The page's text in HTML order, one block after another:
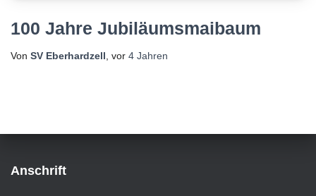
100 Jahre Jubiläumsmaibaum
Von SV Eberhardzell , vor 4 Jahren
Anschrift